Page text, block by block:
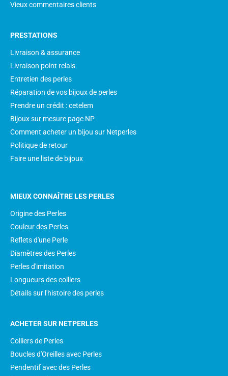
Vieux commentaires clients
PRESTATIONS
Livraison & assurance
Livraison point relais
Entretien des perles
Réparation de vos bijoux de perles
Prendre un crédit : cetelem
Bijoux sur mesure page NP
Comment acheter un bijou sur Netperles
Politique de retour
Faire une liste de bijoux
MIEUX CONNAÎTRE LES PERLES
Origine des Perles
Couleur des Perles
Reflets d'une Perle
Diamètres des Perles
Perles d'imitation
Longueurs des colliers
Détails sur l'histoire des perles
ACHETER SUR NETPERLES
Colliers de Perles
Boucles d'Oreilles avec Perles
Pendentif avec des Perles